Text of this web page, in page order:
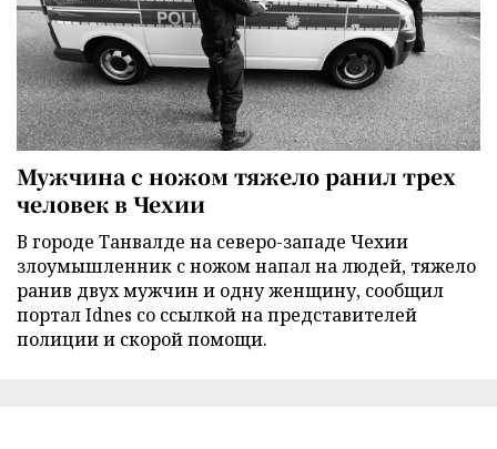
Мужчина с ножом тяжело ранил трех
человек в Чехии
В городе Танвалде на северо-западе Чехии
злоумышленник с ножом напал на людей, тяжело
ранив двух мужчин и одну женщину, сообщил
портал Idnes со ссылкой на представителей
полиции и скорой помощи.